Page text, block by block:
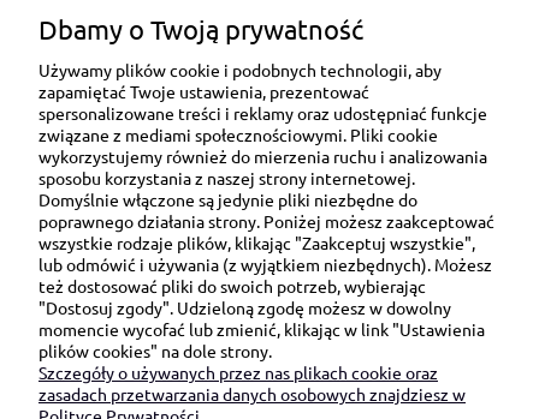
Ul. Brukowa 6/8 lok. 57/58
91-341 Łódź
NIP: 6751510615
SKONTAKTUJ SIĘ Z NAMI:
sklep@be-happygifts.com
+48 690 172 872
Dbamy o Twoją prywatność
Używamy plików cookie i podobnych technologii, aby
zapamiętać Twoje ustawienia, prezentować
spersonalizowane treści i reklamy oraz udostępniać funkcje
związane z mediami społecznościowymi. Pliki cookie
wykorzystujemy również do mierzenia ruchu i analizowania
sposobu korzystania z naszej strony internetowej.
Domyślnie włączone są jedynie pliki niezbędne do
poprawnego działania strony. Poniżej możesz zaakceptować
wszystkie rodzaje plików, klikając "Zaakceptuj wszystkie",
lub odmówić i używania (z wyjątkiem niezbędnych). Możesz
też dostosować pliki do swoich potrzeb, wybierając
"Dostosuj zgody". Udzieloną zgodę możesz w dowolny
momencie wycofać lub zmienić, klikając w link "Ustawienia
plików cookies" na dole strony.
Szczegóły o używanych przez nas plikach cookie oraz
zasadach przetwarzania danych osobowych znajdziesz w